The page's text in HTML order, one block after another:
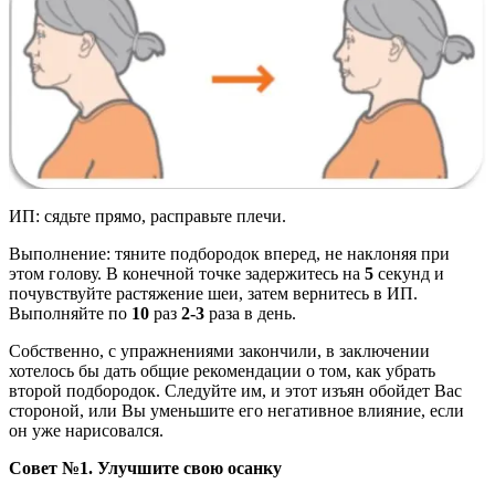
ИП: сядьте прямо, расправьте плечи.
Выполнение: тяните подбородок вперед, не наклоняя при
этом голову. В конечной точке задержитесь на 5 секунд и
почувствуйте растяжение шеи, затем вернитесь в ИП.
Выполняйте по 10 раз 2-3 раза в день.
Собственно, с упражнениями закончили, в заключении
хотелось бы дать общие рекомендации о том, как убрать
второй подбородок. Следуйте им, и этот изъян обойдет Вас
стороной, или Вы уменьшите его негативное влияние, если
он уже нарисовался.
Совет №1. Улучшите свою осанку